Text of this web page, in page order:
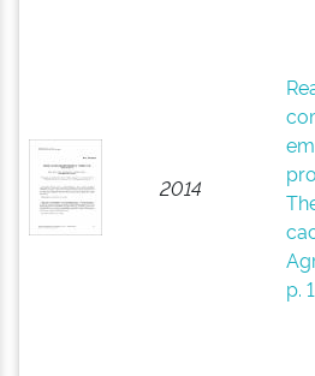
2014
p.